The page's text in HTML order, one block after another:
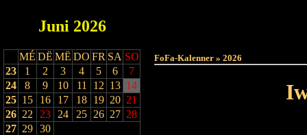
Juni 2026
MÉ DË MË DO FR SA SO
23
1 2 3 4 5 6
7
24
8 9 10 11 12 13 14
25 15 16 17 18 19 20 21
26 22 23 24 25 26 27 28
27 29 30
FoFa-Kalenner » 2026